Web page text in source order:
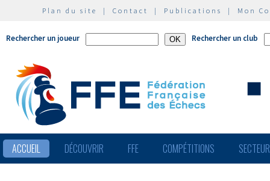
Plan du site | Contact | Publications | Mon
Rechercher un joueur Rechercher un club
ACCUEIL DÉCOUVRIR FFE COMPÉTITIONS